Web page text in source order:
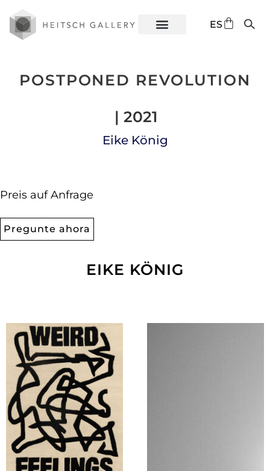
ES
EN
POSTPONED REVOLUTION
| 2021
Eike König
Preis auf Anfrage
Pregunte ahora
EIKE KÖNIG